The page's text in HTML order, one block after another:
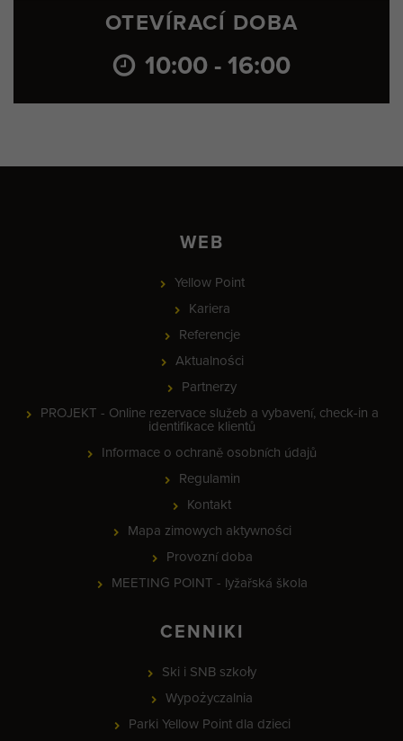
OTEVÍRACÍ DOBA
10:00 - 16:00
WEB
Yellow Point
Kariera
Referencje
Aktualności
Partnerzy
PROJEKT - Online rezervace služeb a vybavení, check-in a
identifikace klientů
Informace o ochraně osobních údajů
Regulamin
Kontakt
Mapa zimowych aktywności
Provozní doba
MEETING POINT - lyžařská škola
CENNIKI
Ski i SNB szkoły
Wypożyczalnia
Parki Yellow Point dla dzieci